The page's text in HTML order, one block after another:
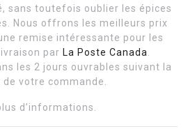
sans toutefois oublier les épices
Nous offrons les meilleurs prix
remise intéressante pour les
par La Poste Canada
les 2 jours ouvrables suivant la
votre commande.
d’informations.